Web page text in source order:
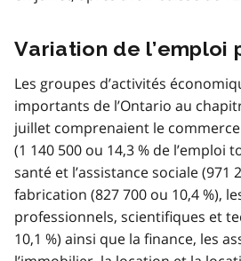
Variation de l’emploi
Les groupes d’activités
importants de l’Ontario au
juillet comprenaient le
(1 140 500 ou 14,3 % de l’emploi
santé et l’assistance sociale (971
fabrication (827 700 ou 10,4 %),
professionnels, scientifiques et
10,1 %) ainsi que la finance, les